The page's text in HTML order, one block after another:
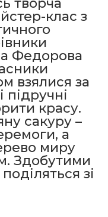
клас з
Федорова
взялися за
підручні
красу.
сакуру –
а
миру
Здобутими
зі